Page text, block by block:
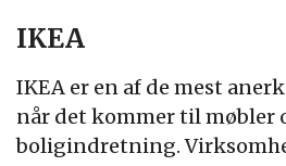
IKEA
IKEA er en af de mest
når det kommer til møbler
boligindretning.